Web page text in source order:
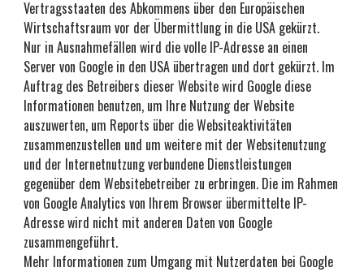
Vertragsstaaten des Abkommens über den Europäischen
Wirtschaftsraum vor der Übermittlung in die USA gekürzt.
Nur in Ausnahmefällen wird die volle IP-Adresse an einen
Server von Google in den USA übertragen und dort gekürzt. Im
Auftrag des Betreibers dieser Website wird Google diese
Informationen benutzen, um Ihre Nutzung der Website
auszuwerten, um Reports über die Websiteaktivitäten
zusammenzustellen und um weitere mit der Websitenutzung
und der Internetnutzung verbundene Dienstleistungen
gegenüber dem Websitebetreiber zu erbringen. Die im Rahmen
von Google Analytics von Ihrem Browser übermittelte IP-
Adresse wird nicht mit anderen Daten von Google
zusammengeführt.
Mehr Informationen zum Umgang mit Nutzerdaten bei Google